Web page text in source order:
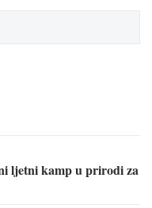
ljetni kamp u prirodi za